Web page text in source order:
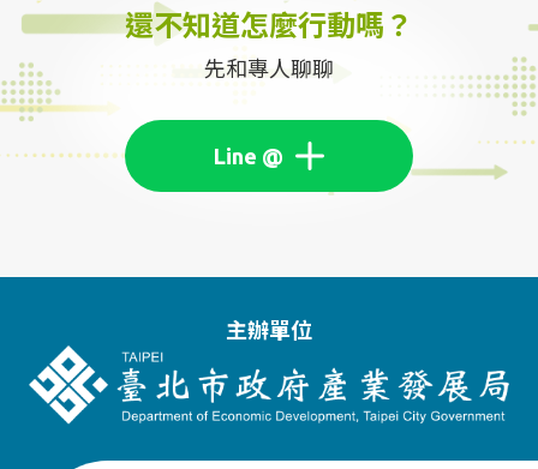
還不知道怎麼行動嗎？
先和專人聊聊
主辦單位